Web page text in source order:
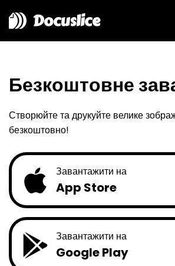
Docuslice
Безкоштовне
Створюйте та друкуйте велике
безкоштовно!
Завантажити на
App Store
Завантажити на
Google Play